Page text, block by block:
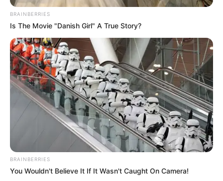
BRAINBERRIES
Is The Movie "Danish Girl" A True Story?
BRAINBERRIES
You Wouldn't Believe It If It Wasn't Caught On Camera!